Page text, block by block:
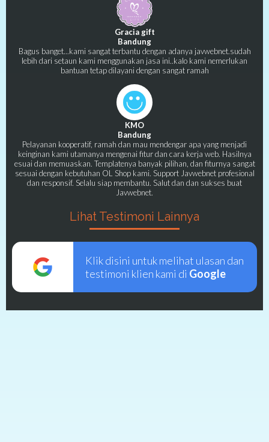
Gracia gift
Bandung
Bagus banget...kami sangat terbantu dengan adanya javwebnet.sudah
lebih dari setaun kami menggunakan jasa ini..kalo kami nemerlukan
bantuan tetap dilayani dengan sangat ramah
KMO
Bandung
Pelayanan kooperatif, ramah dan mau mendengar apa yang menjadi
keinginan kami utamanya mengenai fitur dan cara kerja web. Hasilnya
esuai dan memuaskan. Templatenya banyak pilihan, dan fiturnya sangat
sesuai dengan kebutuhan OL Shop kami. Support Javwebnet profesional
dan responsif. Selalu siap membantu. Salut dan dan sukses buat
Javwebnet.
Lihat Testimoni Lainnya
Klik disini untuk melihat ulasan dan
testimoni klien kami di Google